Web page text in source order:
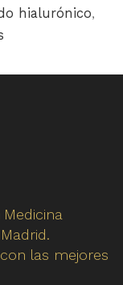
hialurónico,
las mejores